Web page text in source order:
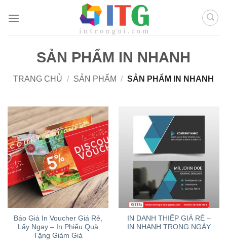
đến
SẢN PHẨM IN NHANH
TRANG CHỦ / SẢN PHẨM / SẢN PHẨM IN NHANH
Báo Giá In Voucher Giá Rẻ,
Lấy Ngay – In Phiếu Quà
Tặng Giảm Giá
IN DANH THIẾP GIÁ RẺ –
IN NHANH TRONG NGÀY